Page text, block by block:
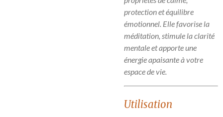
protection et équilibre
émotionnel. Elle favorise la
méditation, stimule la clarité
mentale et apporte une
énergie apaisante à votre
espace de vie.
Utilisation